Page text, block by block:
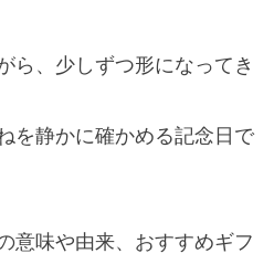
ら、少しずつ形になってき
を静かに確かめる記念日で
意味や由来、おすすめギフ